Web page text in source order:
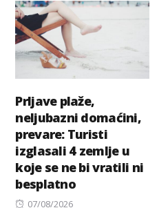
Prljave plaže,
neljubazni domaćini,
prevare: Turisti
izglasali 4 zemlje u
koje se ne bi vratili ni
besplatno
Posted
07/08/2026